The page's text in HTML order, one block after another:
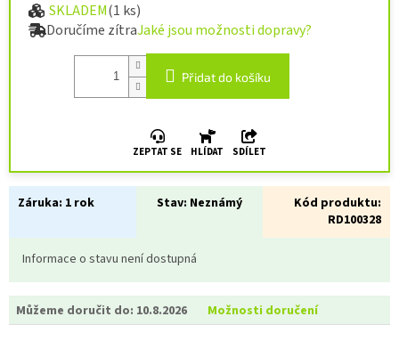
Měrná cena:
SKLADEM(1 ks)
Doručíme zítraJaké jsou možnosti dopravy?
Přidat do košíku
ZEPTAT SE HLÍDAT SDÍLET
Záruka: 1 rok Stav: Neznámý
Kód produktu:
RD100328
Informace o stavu není dostupná
Můžeme doručit do: 10.8.2026 Možnosti doručení